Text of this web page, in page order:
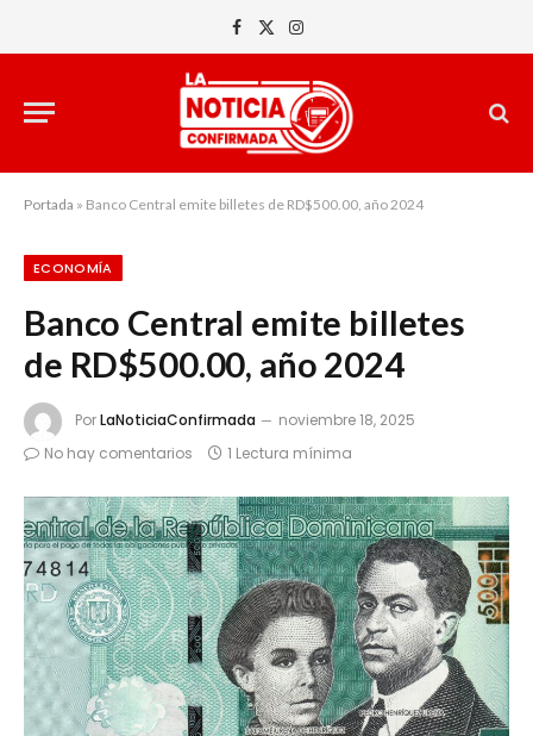
Facebook
X
Instagram
Portada » Banco Central emite billetes de RD$500.00, año 2024
ECONOMÍA
Banco Central emite billetes
de RD$500.00, año 2024
PorLaNoticiaConfirmada
noviembre 18, 2025
No hay comentarios
1 Lectura mínima